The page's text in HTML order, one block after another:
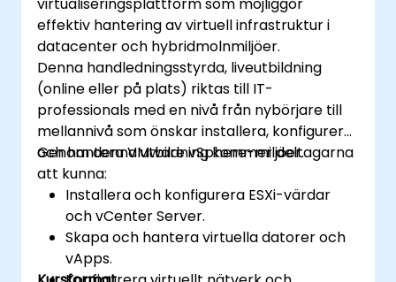
effektiv hantering av virtuell infrastruktur i
datacenter och hybridmolnmiljöer.
Denna handledningsstyrda, liveutbildning
(online eller på plats) riktas till IT-
professionals med en nivå från nybörjare till
mellannivå som önskar installera, konfigurera
och hantera VMware vSphere-miljöer.
Genom denna utbildning kommer deltagarna
att kunna:
Installera och konfigurera ESXi-värdar
och vCenter Server.
Skapa och hantera virtuella datorer och
vApps.